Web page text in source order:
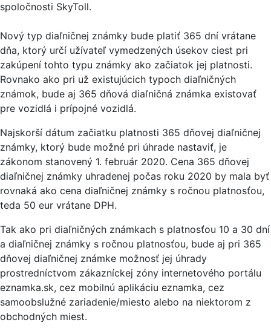
spoločnosti SkyToll.
Nový typ diaľničnej známky bude platiť 365 dní vrátane
dňa, ktorý určí užívateľ vymedzených úsekov ciest pri
zakúpení tohto typu známky ako začiatok jej platnosti.
Rovnako ako pri už existujúcich typoch diaľničných
známok, bude aj 365 dňová diaľničná známka existovať
pre vozidlá i prípojné vozidlá.
Najskorší dátum začiatku platnosti 365 dňovej diaľničnej
známky, ktorý bude možné pri úhrade nastaviť, je
zákonom stanovený 1. február 2020. Cena 365 dňovej
diaľničnej známky uhradenej počas roku 2020 by mala byť
rovnaká ako cena diaľničnej známky s ročnou platnosťou,
teda 50 eur vrátane DPH.
Tak ako pri diaľničných známkach s platnosťou 10 a 30 dní
a diaľničnej známky s ročnou platnosťou, bude aj pri 365
dňovej diaľničnej známke možnosť jej úhrady
prostredníctvom zákazníckej zóny internetového portálu
eznamka.sk, cez mobilnú aplikáciu eznamka, cez
samoobslužné zariadenie/miesto alebo na niektorom z
obchodných miest.